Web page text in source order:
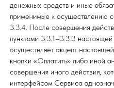
денежных средств и иные
применимые к осуществлению
3.3.4. После совершения
пунктами 3.3.1–3.3.3
осуществляет акцепт
кнопки «Оплатить» либо иной
совершения иного действия,
интерфейсом Сервиса